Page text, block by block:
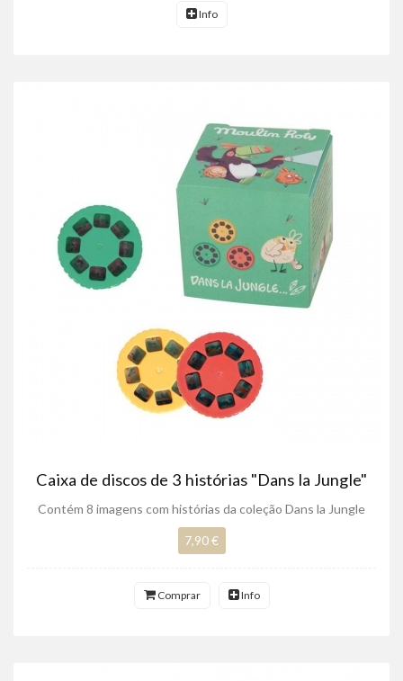
Info
Caixa de discos de 3 histórias "Dans la Jungle"
Contém 8 imagens com histórias da coleção Dans la Jungle
7,90 €
Comprar Info